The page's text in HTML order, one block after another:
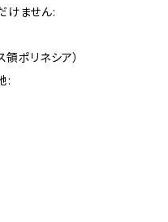
けません:
領ポリネシア）
: